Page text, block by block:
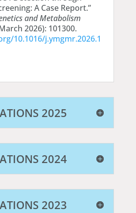
A Case Report.”
and Metabolism
2026): 101300.
10.1016/j.ymgmr.2026.1
2025
2024
2023